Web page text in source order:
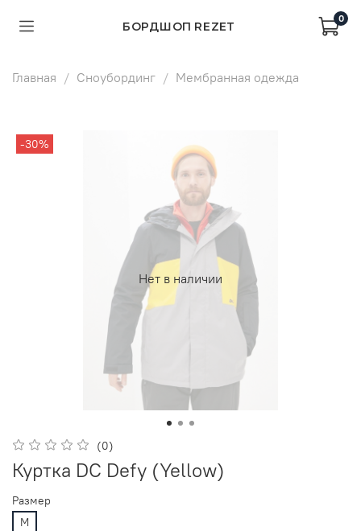
БОРДШОП REZET
0
Главная Сноубординг Мембранная одежда
Нет в наличии
-30%
(0)
Куртка DC Defy (Yellow)
Размер
M